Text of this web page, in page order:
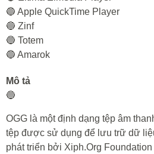
🔵 Apple QuickTime Player
🔵 Zinf
🔵 Totem
🔵 Amarok
Mô tả
🔵
OGG là một định dạng tệp âm
tệp được sử dụng để lưu trữ dữ
phát triển bởi Xiph.Org